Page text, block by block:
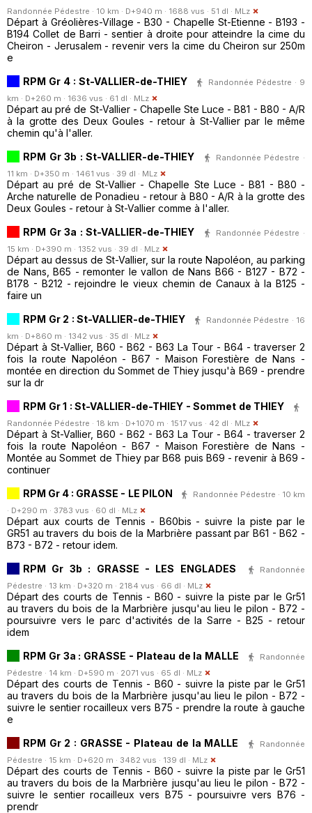
Randonnée Pédestre · 10 km · D+940 m · 1688 vus · 51 dl · MLz
Départ à Gréolières-Village - B30 - Chapelle St-Etienne - B193 -
B194 Collet de Barri - sentier à droite pour atteindre la cime du
Cheiron - Jerusalem - revenir vers la cime du Cheiron sur 250m
e
RPM Gr 4 : St-VALLIER-de-THIEY
Randonnée Pédestre · 9
km · D+260 m · 1636 vus · 61 dl · MLz
Départ au pré de St-Vallier - Chapelle Ste Luce - B81 - B80 - A/R
à la grotte des Deux Goules - retour à St-Vallier par le même
chemin qu'à l'aller.
RPM Gr 3b : St-VALLIER-de-THIEY
Randonnée Pédestre ·
11 km · D+350 m · 1461 vus · 39 dl · MLz
Départ au pré de St-Vallier - Chapelle Ste Luce - B81 - B80 -
Arche naturelle de Ponadieu - retour à B80 - A/R à la grotte des
Deux Goules - retour à St-Vallier comme à l'aller.
RPM Gr 3a : St-VALLIER-de-THIEY
Randonnée Pédestre ·
15 km · D+390 m · 1352 vus · 39 dl · MLz
Départ au dessus de St-Vallier, sur la route Napoléon, au parking
de Nans, B65 - remonter le vallon de Nans B66 - B127 - B72 -
B178 - B212 - rejoindre le vieux chemin de Canaux à la B125 -
faire un
RPM Gr 2 : St-VALLIER-de-THIEY
Randonnée Pédestre · 16
km · D+860 m · 1342 vus · 35 dl · MLz
Départ à St-Vallier, B60 - B62 - B63 La Tour - B64 - traverser 2
fois la route Napoléon - B67 - Maison Forestière de Nans -
montée en direction du Sommet de Thiey jusqu'à B69 - prendre
sur la dr
RPM Gr 1 : St-VALLIER-de-THIEY - Sommet de THIEY
Randonnée Pédestre · 18 km · D+1070 m · 1517 vus · 42 dl · MLz
Départ à St-Vallier, B60 - B62 - B63 La Tour - B64 - traverser 2
fois la route Napoléon - B67 - Maison Forestière de Nans -
Montée au Sommet de Thiey par B68 puis B69 - revenir à B69 -
continuer
RPM Gr 4 : GRASSE - LE PILON
Randonnée Pédestre · 10 km
· D+290 m · 3783 vus · 60 dl · MLz
Départ aux courts de Tennis - B60bis - suivre la piste par le
GR51 au travers du bois de la Marbrière passant par B61 - B62 -
B73 - B72 - retour idem.
RPM Gr 3b : GRASSE - LES ENGLADES
Randonnée
Pédestre · 13 km · D+320 m · 2184 vus · 66 dl · MLz
Départ des courts de Tennis - B60 - suivre la piste par le Gr51
au travers du bois de la Marbrière jusqu'au lieu le pilon - B72 -
poursuivre vers le parc d'activités de la Sarre - B25 - retour
idem
RPM Gr 3a : GRASSE - Plateau de la MALLE
Randonnée
Pédestre · 14 km · D+590 m · 2071 vus · 65 dl · MLz
Départ des courts de Tennis - B60 - suivre la piste par le Gr51
au travers du bois de la Marbrière jusqu'au lieu le pilon - B72 -
suivre le sentier rocailleux vers B75 - prendre la route à gauche
e
RPM Gr 2 : GRASSE - Plateau de la MALLE
Randonnée
Pédestre · 15 km · D+620 m · 3482 vus · 139 dl · MLz
Départ des courts de Tennis - B60 - suivre la piste par le Gr51
au travers du bois de la Marbrière jusqu'au lieu le pilon - B72 -
suivre le sentier rocailleux vers B75 - poursuivre vers B76 -
prendr